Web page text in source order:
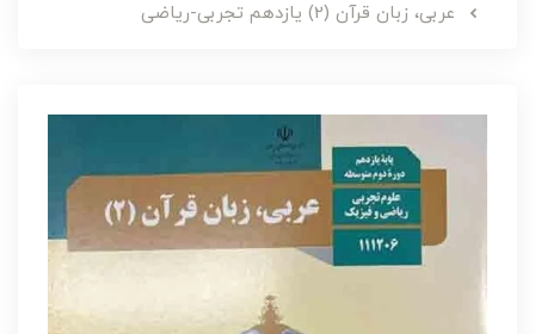
عربی، زبان قرآن (2) یازدهم تجربی-ریاضی